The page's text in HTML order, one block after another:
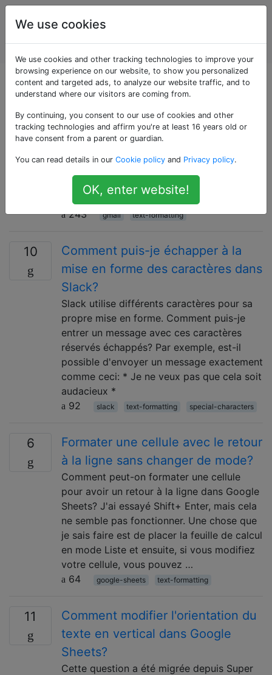
Des
applications
Web
Questions marquées
«text-formatting»
Fondamentalement, je veux rayer un texte;
Comment puis-je faire ceci?
243
gmail text-formatting
10
Comment puis-je échapper à la
mise en forme des caractères dans
Slack?
Slack utilise différents caractères pour sa
propre mise en forme. Comment puis-je
entrer un message avec ces caractères
réservés échappés? Par exemple, est-il
possible d'envoyer un message exactement
comme ceci: * Je ne veux pas que cela soit
audacieux *
92
slack text-formatting special-characters
6
Formater une cellule avec le retour
à la ligne sans changer de mode?
Comment peut-on formater une cellule
pour avoir un retour à la ligne dans Google
Sheets? J'ai essayé Shift+ Enter, mais cela
ne semble pas fonctionner. Une chose que
je sais faire est de placer la feuille de calcul
en mode Liste et ensuite, si vous modifiez
votre cellule, vous pouvez …
64
google-sheets text-formatting
11
Comment modifier l'orientation du
texte en vertical dans Google
Sheets?
Cette question a été migrée depuis Super
We use cookies
We use cookies and other tracking technologies to improve your
browsing experience on our website, to show you personalized
content and targeted ads, to analyze our website traffic, and to
understand where our visitors are coming from.
By continuing, you consent to our use of cookies and other
tracking technologies and affirm you're at least 16 years old or
have consent from a parent or guardian.
You can read details in our Cookie policy and Privacy policy.
OK, enter website!